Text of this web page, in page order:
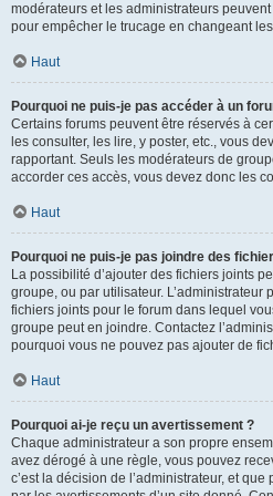
modérateurs et les administrateurs
pour empêcher le trucage en changeant
Haut
Pourquoi ne puis-je pas accéder à un
Certains forums peuvent être réservés à
les consulter, les lire, y poster, etc., vous
rapportant. Seuls les modérateurs de
accorder ces accès, vous devez donc les
Haut
Pourquoi ne puis-je pas joindre des
La possibilité d’ajouter des fichiers joints
groupe, ou par utilisateur. L’administrateur
fichiers joints pour le forum dans lequel
groupe peut en joindre. Contactez
pourquoi vous ne pouvez pas ajouter de
Haut
Pourquoi ai-je reçu un avertissement ?
Chaque administrateur a son propre
avez dérogé à une règle, vous pouvez
c’est la décision de l’administrateur, et